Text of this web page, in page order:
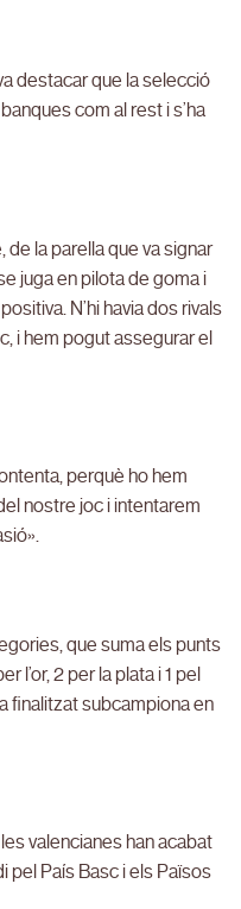
destacar que la selecció
com al rest i s’ha
de la parella que va signar
juga en pilota de goma i
N’hi havia dos rivals
i hem pogut assegurar el
perquè ho hem
nostre joc i intentarem
que suma els punts
l’or, 2 per la plata i 1 pel
finalitzat subcampiona en
valencianes han acabat
pel País Basc i els Països